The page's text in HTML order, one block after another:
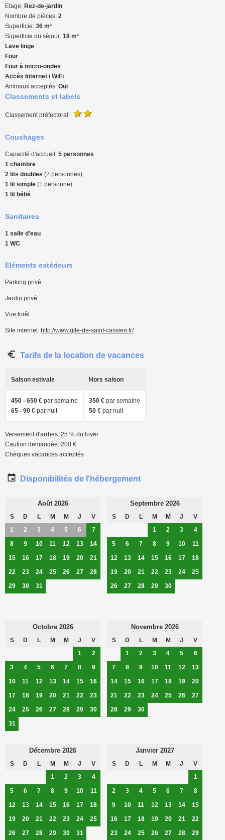
Etage: Rez-de-jardin
Nombre de pièces: 2
Superficie: 36 m²
Superficie du séjour: 18 m²
Lave linge
Four
Four à micro-ondes
Accès Internet / WiFi
Animaux acceptés: Oui
Classements et labels
Classement préfectoral
Couchages
Capacité d'accueil: 5 personnes
1 chambre
2 lits doubles (2 personnes)
1 lit simple (1 personne)
1 lit bébé
Sanitaires
1 salle d'eau
1 WC
Eléments extérieurs
Parking privé
Jardin privé
Vue forêt
Site internet: http://www.gite-de-saint-cassien.fr/
Tarifs de la location de vacances
Saison estivale Hors saison
450 - 650 € par semaine
65 - 90 € par nuit
350 € par semaine
50 € par nuit
Versement d'arrhes: 25 % du loyer
Caution demandée: 200 €
Chèques vacances acceptés
Disponibilités de l'hébergement
Août 2026
S D L M M J
V
1
2 3 4 5 6
7
8
9 10 11 12 13
14
15
16 17 18 19 20
21
22
23 24 25 26 27
28
29
30 31
Septembre 2026
S D L M M J
V
1
2 3
4
5
6 7 8 9 10
11
12
13 14 15 16 17
18
19
20 21 22 23 24
25
26
27 28 29 30
Octobre 2026
S D L M M J
V
1
2
3
4 5 6 7 8
9
10
11 12 13 14 15
16
17
18 19 20 21 22
23
24
25 26 27 28 29
30
31
Novembre 2026
S D L M M J
V
1
2 3 4 5
6
7
8 9 10 11 12
13
14
15 16 17 18 19
20
21
22 23 24 25 26
27
28
29 30
Décembre 2026
S D L M M J
V
1
2 3
4
5
6 7 8 9 10
11
12
13 14 15 16 17
18
19
20 21 22 23 24
25
26
27 28 29 30 31
Janvier 2027
S D L M M J
V
1
2
3 4 5 6 7
8
9
10 11 12 13 14
15
16
17 18 19 20 21
22
23
24 25 26 27 28 29